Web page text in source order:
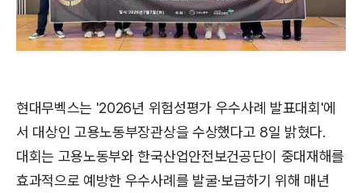
현대무벡스는 '2026년 위험성평가 우수사례 발표대회'에
서 대상인 고용노동부장관상을 수상했다고 8일 밝혔다.
대회는 고용노동부와 한국산업안전보건공단이 중대재해를
효과적으로 예방한 우수사례를 발굴·보급하기 위해 매년